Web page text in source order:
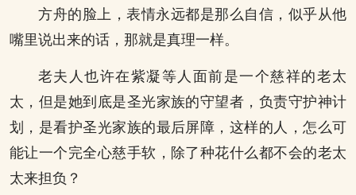
方舟的脸上，表情永远都是那么自信，似乎从他
嘴里说出来的话，那就是真理一样。
老夫人也许在紫凝等人面前是一个慈祥的老太
太，但是她到底是圣光家族的守望者，负责守护神计
划，是看护圣光家族的最后屏障，这样的人，怎么可
能让一个完全心慈手软，除了种花什么都不会的老太
太来担负？